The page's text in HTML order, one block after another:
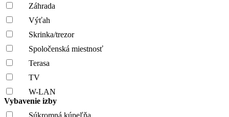
Záhrada
Výťah
Skrinka/trezor
Spoločenská miestnosť
Terasa
TV
W-LAN
Vybavenie izby
Súkromná kúpeľňa